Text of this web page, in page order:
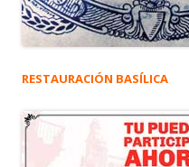
RESTAURACIÓN BASÍLICA